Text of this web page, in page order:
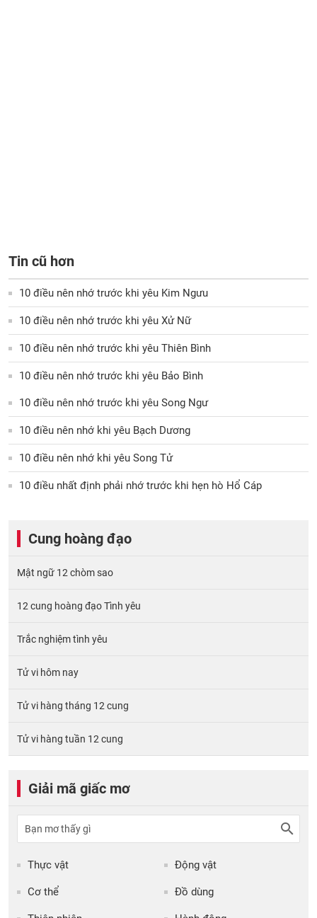
Tin cũ hơn
10 điều nên nhớ trước khi yêu Kim Ngưu
10 điều nên nhớ trước khi yêu Xử Nữ
10 điều nên nhớ trước khi yêu Thiên Bình
10 điều nên nhớ trước khi yêu Bảo Bình
10 điều nên nhớ trước khi yêu Song Ngư
10 điều nên nhớ khi yêu Bạch Dương
10 điều nên nhớ khi yêu Song Tử
10 điều nhất định phải nhớ trước khi hẹn hò Hổ Cáp
Cung hoàng đạo
Mật ngữ 12 chòm sao
12 cung hoàng đạo Tình yêu
Trắc nghiệm tình yêu
Tử vi hôm nay
Tử vi hàng tháng 12 cung
Tử vi hàng tuần 12 cung
Giải mã giấc mơ
Thực vật Động vật
Cơ thể Đồ dùng